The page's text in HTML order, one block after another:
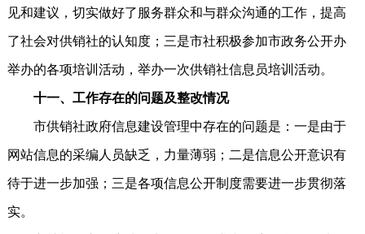
见和建议，切实做好了服务群众和与群众沟通的工作，提高
了社会对供销社的认知度；三是市社积极参加市政务公开办
举办的各项培训活动，举办一次供销社信息员培训活动。
十一、工作存在的问题及整改情况
市供销社政府信息建设管理中存在的问题是：一是由于
网站信息的采编人员缺乏，力量薄弱；二是信息公开意识有
待于进一步加强；三是各项信息公开制度需要进一步贯彻落
实。